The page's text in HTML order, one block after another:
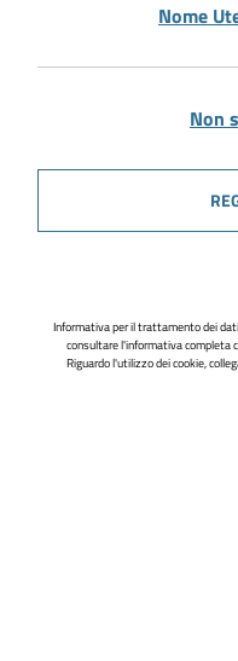
Nome
Non
Informativa per il trattamento dei
consultare l'informativa completa
Riguardo l'utilizzo dei cookie,